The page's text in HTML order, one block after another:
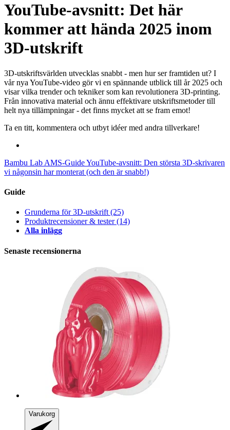
YouTube-avsnitt: Det här
kommer att hända 2025 inom
3D-utskrift
3D-utskriftsvärlden utvecklas snabbt - men hur ser framtiden ut? I
vår nya YouTube-video gör vi en spännande utblick till år 2025 och
visar vilka trender och tekniker som kan revolutionera 3D-printing.
Från innovativa material och ännu effektivare utskriftsmetoder till
helt nya tillämpningar - det finns mycket att se fram emot!
Ta en titt, kommentera och utbyt idéer med andra tillverkare!
Bambu Lab AMS-GuideYouTube-avsnitt: Den största 3D-skrivaren
vi någonsin har monterat (och den är snabb!)
Guide
Grunderna för 3D-utskrift(25)
Produktrecensioner & tester(14)
Alla inlägg
Senaste recensionerna
Varukorg